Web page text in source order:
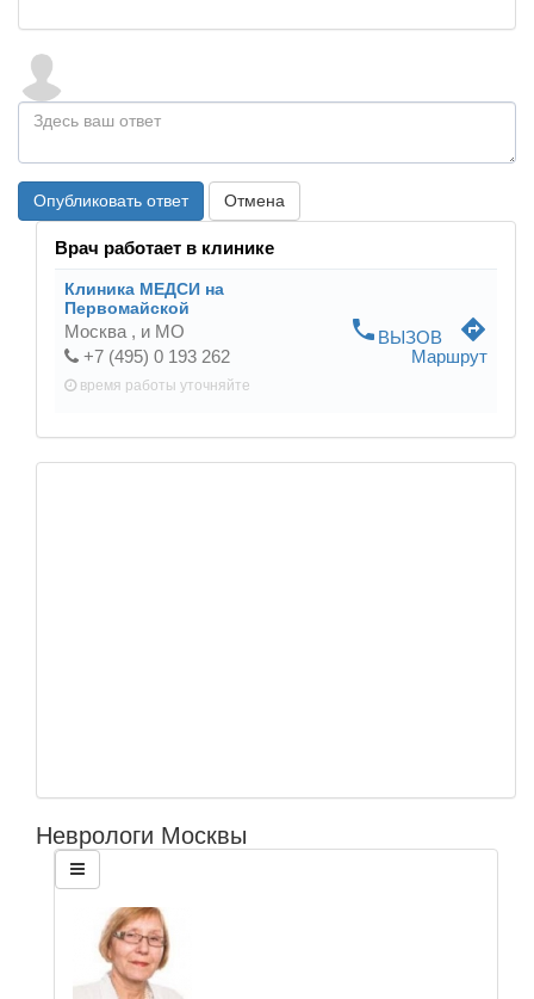
Опубликовать ответ Отмена
Врач работает в клинике
Клиника МЕДСИ на
Первомайской
Москва , и МО
+7 (495) 0 193 262
время работы уточняйте
phone ВЫЗОВ directions
Маршрут
Неврологи Москвы